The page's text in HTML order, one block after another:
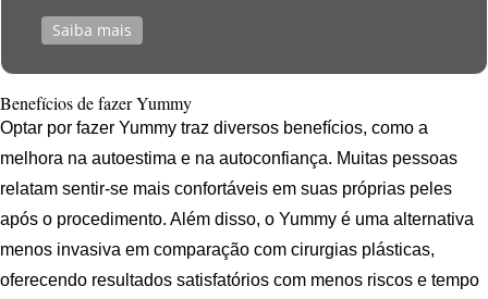
Saiba mais
Benefícios de fazer Yummy
Optar por fazer Yummy traz diversos benefícios, como a
melhora na autoestima e na autoconfiança. Muitas pessoas
relatam sentir-se mais confortáveis em suas próprias peles
após o procedimento. Além disso, o Yummy é uma alternativa
menos invasiva em comparação com cirurgias plásticas,
oferecendo resultados satisfatórios com menos riscos e tempo